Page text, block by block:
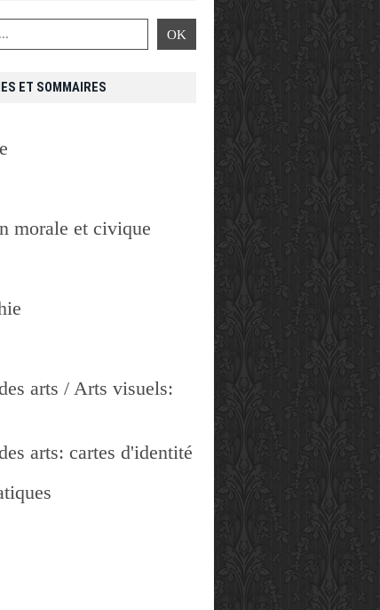
ET SOMMAIRES
morale et civique
arts / Arts visuels:
arts: cartes d'identité